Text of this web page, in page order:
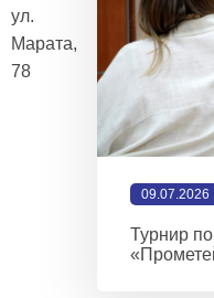
ул.
Марата,
78
09.07.2026
Турнир